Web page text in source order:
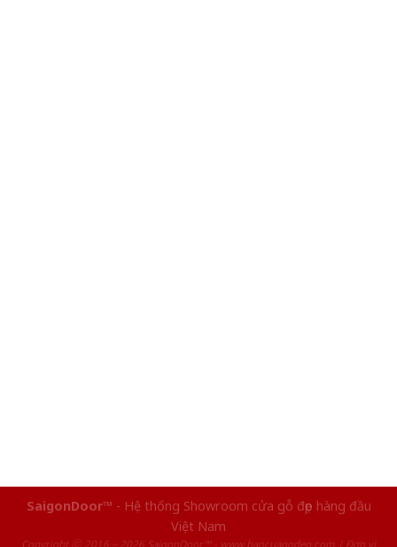
SaigonDoor™ - Hệ thống Showroom cửa gỗ đẹp hàng đầu
Việt Nam
Copyright ⓒ 2016 – 2026 SaigonDoor™ - www.bancuagodep.com | Đơn vị